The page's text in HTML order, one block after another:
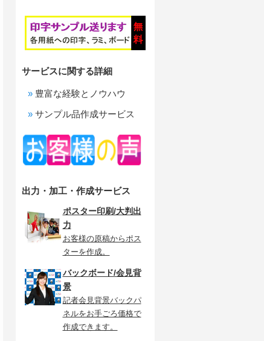
サービスに関する詳細
豊富な経験とノウハウ
サンプル品作成サービス
出力・加工・作成サービス
ポスター印刷/大判出
力
お客様の原稿からポス
ターを作成。
バックボード/会見背
景
記者会見背景バックパ
ネルをお手ごろ価格で
作成できます。